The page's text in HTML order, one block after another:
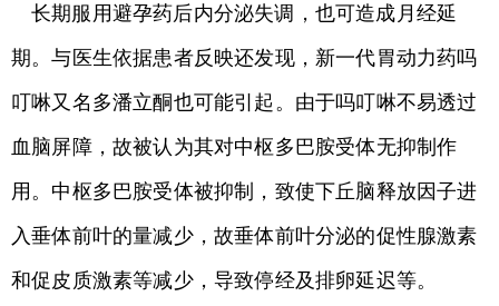
长期服用避孕药后内分泌失调，也可造成月经延
期。与医生依据患者反映还发现，新一代胃动力药吗
叮啉又名多潘立酮也可能引起。由于吗叮啉不易透过
血脑屏障，故被认为其对中枢多巴胺受体无抑制作
用。中枢多巴胺受体被抑制，致使下丘脑释放因子进
入垂体前叶的量减少，故垂体前叶分泌的促性腺激素
和促皮质激素等减少，导致停经及排卵延迟等。